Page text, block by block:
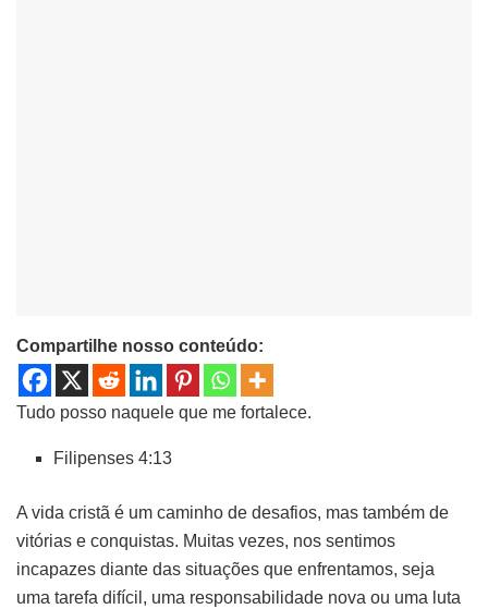
Compartilhe nosso conteúdo:
Tudo posso naquele que me fortalece.
Filipenses 4:13
A vida cristã é um caminho de desafios, mas também de
vitórias e conquistas. Muitas vezes, nos sentimos
incapazes diante das situações que enfrentamos, seja
uma tarefa difícil, uma responsabilidade nova ou uma luta